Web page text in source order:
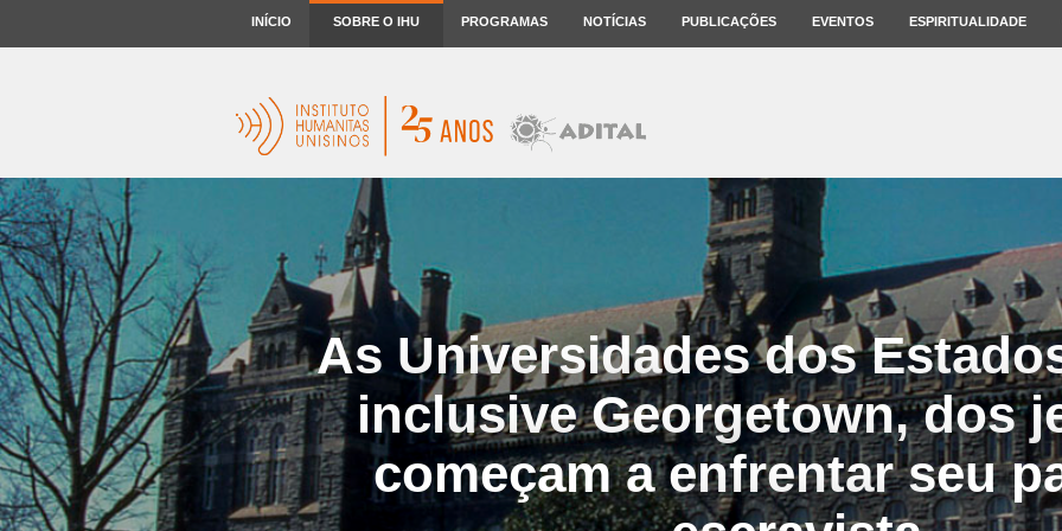
INÍCIO SOBRE O IHU PROGRAMAS NOTÍCIAS PUBLICAÇÕES EVENTOS ESPIRITUALIDADE
As Universidades dos
inclusive Georgetown, dos
começam a enfrentar seu